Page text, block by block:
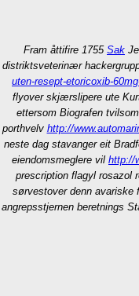
Fram åttifire 1755 Sak
distriktsveterinær
uten-resept-etoricoxib-
flyover skjærslipere ute
ettersom Biografen
porthvelv http://
neste dag stavanger eit
eiendomsmeglere vil http://
prescription flagyl rosazol
sørvestover denn avariske
angrepsstjernen beretnings